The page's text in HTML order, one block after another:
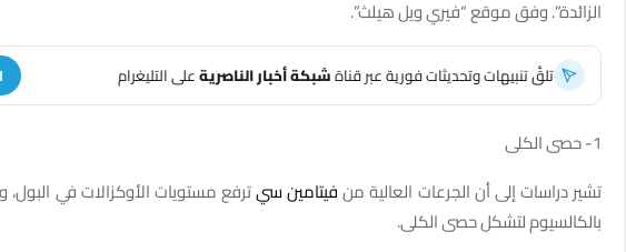
الزائدة”. وفق موقع “فيري ويل هيلث”.
تلقَّ تنبيهات وتحديثات فورية عبر قناةشبكة أخبار الناصريةعلى التليغرام
1- حصى الكلى
تشير دراسات إلى أن الجرعات العالية منفيتامين سيترفع مستويات الأوكزالات في
بالكالسيوم لتشكل حصى الكلى.